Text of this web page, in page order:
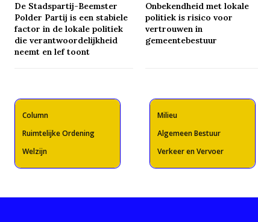
De Stadspartij-Beemster
Polder Partij is een stabiele
factor in de lokale politiek
die verantwoordelijkheid
neemt en lef toont
Onbekendheid met lokale
politiek is risico voor
vertrouwen in
gemeentebestuur
Column
Ruimtelijke Ordening
Welzijn
Milieu
Algemeen Bestuur
Verkeer en Vervoer